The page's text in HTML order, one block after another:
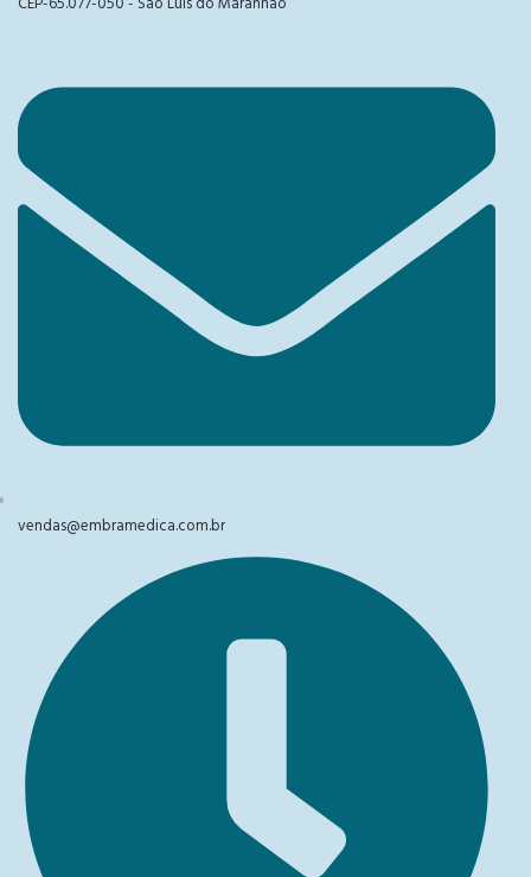
vendas@embramedica.com.br